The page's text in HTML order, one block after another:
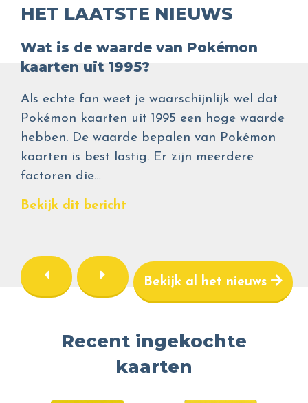
HET LAATSTE NIEUWS
Wat is de waarde van Pokémon
kaarten uit 1995?
Als echte fan weet je waarschijnlijk wel dat
Pokémon kaarten uit 1995 een hoge waarde
hebben. De waarde bepalen van Pokémon
kaarten is best lastig. Er zijn meerdere
factoren die…
Bekijk dit bericht
Bekijk al het nieuws
Recent ingekochte
kaarten